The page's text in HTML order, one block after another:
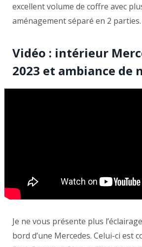
excellent volume de coffre avec
aménagement séparé en 2 parties.
Vidéo : intérieur
2023 et ambiance de
Je ne vous présente plus
bord d’une Mercedes. Celui-ci est